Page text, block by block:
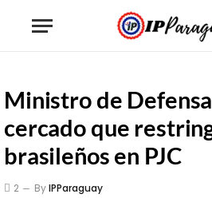
Ministro de
cercado que
brasileños en PJC
2 ByIPParaguay